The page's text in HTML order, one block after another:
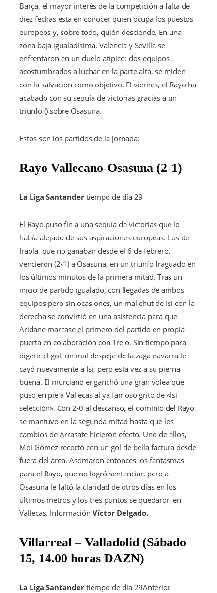
Barça, el mayor interés de la competición a falta de
diez fechas está en conocer quién ocupa los puestos
europeos y, sobre todo, quién desciende. En una
zona baja igualadísima, Valencia y Sevilla se
enfrentaron en un duelo atípico: dos equipos
acostumbrados a luchar en la parte alta, se miden
con la salvación como objetivo. El viernes, el Rayo ha
acabado con su sequía de victorias gracias a un
triunfo () sobre Osasuna.
Estos son los partidos de la jornada:
Rayo Vallecano-Osasuna (2-1)
La Liga Santander tiempo de día 29
El Rayo puso fin a una sequía de victorias que lo
había alejado de sus aspiraciones europeas. Los de
Iraola, que no ganaban desde el 6 de febrero,
vencieron (2-1) a Osasuna, en un triunfo fraguado en
los últimos minutos de la primera mitad. Tras un
inicio de partido igualado, con llegadas de ambos
equipos pero sin ocasiones, un mal chut de Isi con la
derecha se convirtió en una asistencia para que
Aridane marcase el primero del partido en propia
puerta en colaboración con Trejo. Sin tiempo para
digerir el gol, un mal despeje de la zaga navarra le
cayó nuevamente a Isi, pero esta vez a su pierna
buena. El murciano enganchó una gran volea que
puso en pie a Vallecas al ya famoso grito de «Isi
selección». Con 2-0 al descanso, el dominio del Rayo
se mantuvo en la segunda mitad hasta que los
cambios de Arrasate hicieron efecto. Uno de ellos,
Moi Gómez recortó con un gol de bella factura desde
fuera del área. Asomaron entonces los fantasmas
para el Rayo, que no logró sentenciar, pero a
Osasuna le faltó la claridad de otros días en los
últimos metros y los tres puntos se quedaron en
Vallecas. Información Víctor Delgado.
Villarreal – Valladolid (Sábado
15, 14.00 horas DAZN)
La Liga Santander tiempo de día 29Anterior